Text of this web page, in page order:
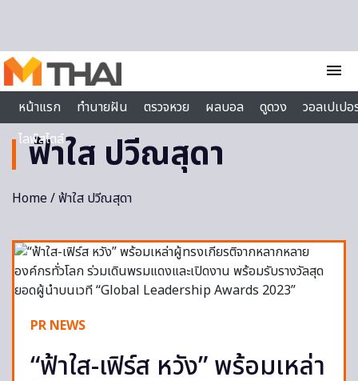
menu
หน้าแรก
ทำนายฝัน ตรวจหวย ผลบอล ดูดวง
วอลเปเป
ไลฟ์สไตล์
ฟ้าใส ปวีณสุดา
Home/ ฟ้าใส ปวีณสุดา
PR NEWS
“ฟ้าใส-เฟิร์ส หวัง” พร้อมเหล่า